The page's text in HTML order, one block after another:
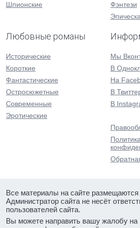
Шпионские
Фэнтези
Любовные романы
Исторические
Короткие
Фантастические
Остросюжетные
Современные
Эротические
Мы
В
На
В
В
Политика
Все материалы на сайте размещаются
Администратор сайта не несёт
пользователей сайта.
Вы можете направить вашу жалобу на